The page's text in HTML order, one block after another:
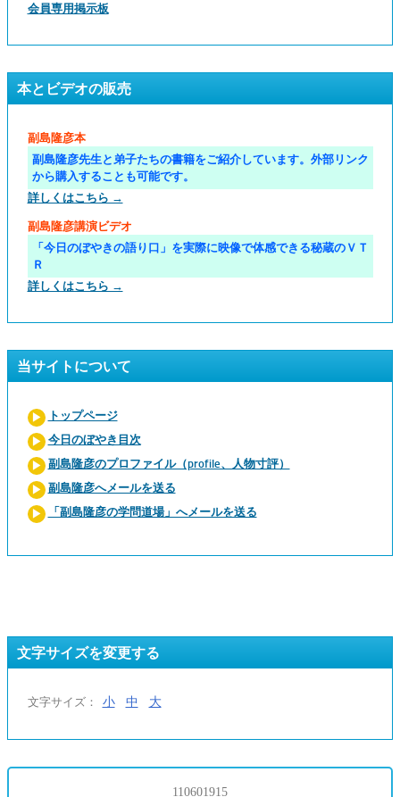
会員専用掲示板
本とビデオの販売
副島隆彦本
副島隆彦先生と弟子たちの書籍をご紹介しています。外部リンク
から購入することも可能です。
詳しくはこちら →
副島隆彦講演ビデオ
「今日のぼやきの語り口」を実際に映像で体感できる秘蔵のＶＴ
Ｒ
詳しくはこちら →
当サイトについて
トップページ
今日のぼやき目次
副島隆彦のプロファイル（profile、人物寸評）
副島隆彦へメールを送る
「副島隆彦の学問道場」へメールを送る
文字サイズを変更する
文字サイズ： 小 中 大